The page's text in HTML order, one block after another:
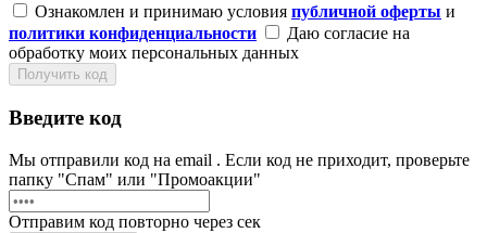
Ознакомлен и принимаю условия публичной оферты и
политики конфиденциальности
Даю согласие на
обработку моих персональных данных
Получить код
Введите код
Мы отправили код на email . Если код не приходит, проверьте
папку "Спам" или "Промоакции"
Отправим код повторно через сек